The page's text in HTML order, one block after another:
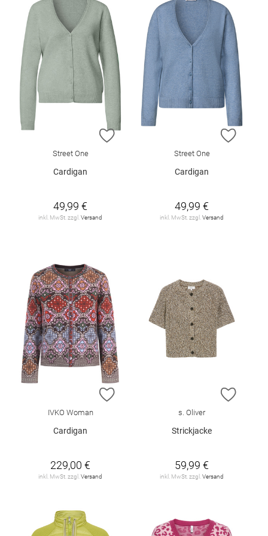
ZUR WUNSCHLISTE HINZUFÜGEN
Street One
Cardigan
49,99 €
inkl. MwSt. zzgl.Versand
ZUR
Street One
Cardigan
49,99 €
inkl. MwSt. zzgl.Versand
ZUR WUNSCHLISTE HINZUFÜGEN
IVKO Woman
Cardigan
229,00 €
inkl. MwSt. zzgl. Versand
ZUR
s. Oliver
Strickjacke
59,99 €
inkl. MwSt. zzgl. Versand